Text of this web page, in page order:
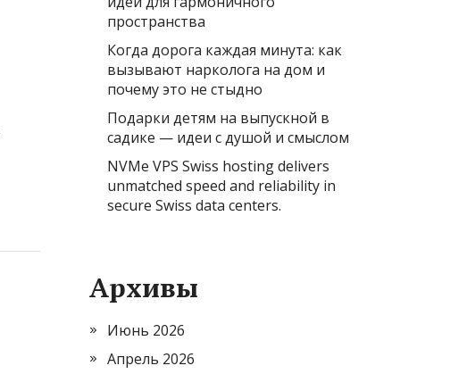
пространства
Когда дорога каждая минута: как
вызывают нарколога на дом и
почему это не стыдно
Подарки детям на выпускной в
садике — идеи с душой и смыслом
NVMe VPS Swiss hosting delivers
unmatched speed and reliability in
secure Swiss data centers.
Архивы
Июнь 2026
Апрель 2026